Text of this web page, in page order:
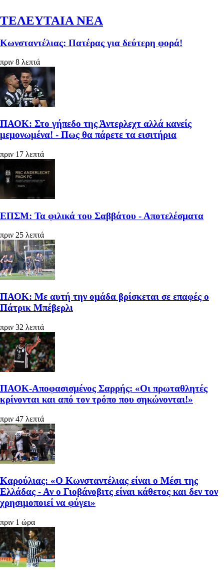
ΤΕΛΕΥΤΑΙΑ ΝΕΑ
Κωνσταντέλιας: Πατέρας για δεύτερη φορά!
πριν 8 λεπτά
ΠΑΟΚ: Στο γήπεδο της Άντερλεχτ αλλά κανείς
μεμονωμένα! - Πως θα πάρετε τα εισιτήρια
πριν 17 λεπτά
ΕΠΣΜ: Τα φιλικά του Σαββάτου - Αποτελέσματα
πριν 25 λεπτά
ΠΑΟΚ: Με αυτή την ομάδα βρίσκεται σε επαφές ο
Πάτρικ Μπέβερλι
πριν 32 λεπτά
ΠΑΟΚ-Αποφασισμένος Σαρρής: «Οι πρωταθλητές
κρίνονται και από τον τρόπο που σηκώνονται!»
πριν 47 λεπτά
Καρούλιας: «Ο Κωνσταντέλιας είναι ο Μέσι της
Ελλάδας - Αν ο Γιοβάνοβιτς είναι κάθετος και δεν τον
χρησιμοποιεί να φύγει»
πριν 1 ώρα